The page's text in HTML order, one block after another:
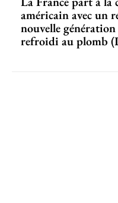
américain avec un
nouvelle
refroidi au plomb